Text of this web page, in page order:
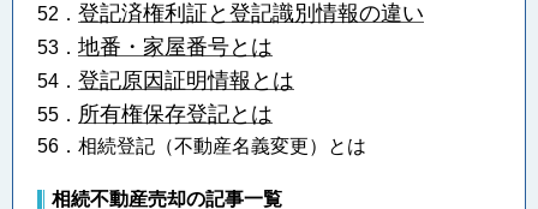
52． 登記済権利証と登記識別情報の違い
53． 地番・家屋番号とは
54． 登記原因証明情報とは
55． 所有権保存登記とは
56．相続登記（不動産名義変更）とは
相続不動産売却の記事一覧